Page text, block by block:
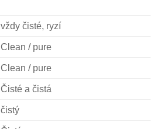
vždy čisté, ryzí
Clean / pure
Clean / pure
Čisté a čistá
čistý